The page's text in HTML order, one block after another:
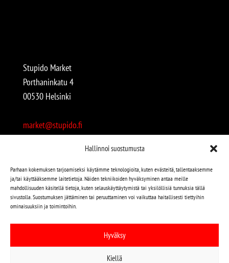
Hallinnoi suostumusta
Parhaan kokemuksen tarjoamiseksi käytämme teknologioita, kuten evästeitä, tallentaaksemme
ja/tai käyttääksemme laitetietoja. Näiden tekniikoiden hyväksyminen antaa meille
mahdollisuuden käsitellä tietoja, kuten selauskäyttäytymistä tai yksilöllisiä tunnuksia tällä
sivustolla. Suostumuksen jättäminen tai peruuttaminen voi vaikuttaa haitallisesti tiettyihin
ominaisuuksiin ja toimintoihin.
Hyväksy
Kiellä
Stupido Market
Porthaninkatu 4
00530 Helsinki
market@stupido.fi
Avoinna:
arkisin 12-18
lauantaisin 12-17
Stupido löytyy myös kivijalasta!
Stupido Marketista löydät niin uudet kuin käytetytkin
levyt, vaatteet, kirjat, korut jne jne…